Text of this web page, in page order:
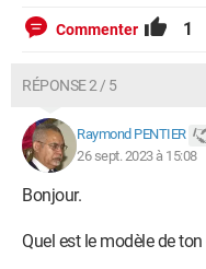
Commenter 1
RÉPONSE 2 / 5
Raymond PENTIER
26 sept. 2023 à 15:08
Bonjour.
Quel est le modèle de